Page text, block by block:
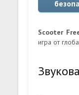
Scooter
игра от